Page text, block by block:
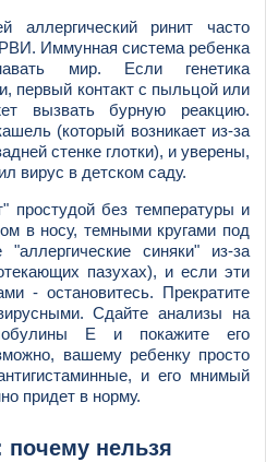
ринит часто
Иммунная система ребенка
мир. Если генетика
первый контакт с пыльцой или
вызвать бурную реакцию.
(который возникает из-за
стенке глотки), и уверены,
вирус в детском саду.
простудой без температуры и
в носу, темными кругами под
синяки" из-за
пазухах), и если эти
- остановитесь. Прекратите
Сдайте анализы на
Е и покажите его
вашему ребенку просто
и его мнимый
придет в норму.
нельзя